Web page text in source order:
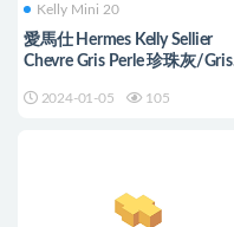
Kelly Mini 20
愛馬仕 Hermes Kelly Sellier
Chevre Gris Perle 珍珠灰/Gris
2024-01-05 105